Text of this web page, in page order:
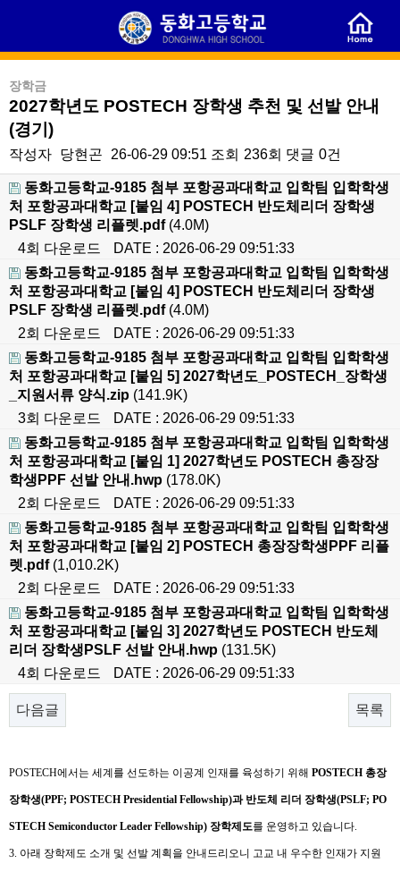
장학금
2027학년도 POSTECH 장학생 추천 및 선발 안내
(경기)
작성자 당현곤 26-06-29 09:51 조회 236회 댓글 0건
동화고등학교-9185 첨부 포항공과대학교 입학팀 입학학생
처 포항공과대학교 [붙임 4] POSTECH 반도체리더 장학생
PSLF 장학생 리플렛.pdf(4.0M)
4회 다운로드
DATE : 2026-06-29 09:51:33
동화고등학교-9185 첨부 포항공과대학교 입학팀 입학학생
처 포항공과대학교 [붙임 4] POSTECH 반도체리더 장학생
PSLF 장학생 리플렛.pdf(4.0M)
2회 다운로드
DATE : 2026-06-29 09:51:33
동화고등학교-9185 첨부 포항공과대학교 입학팀 입학학생
처 포항공과대학교 [붙임 5] 2027학년도_POSTECH_장학생
_지원서류 양식.zip (141.9K)
3회 다운로드
DATE : 2026-06-29 09:51:33
동화고등학교-9185 첨부 포항공과대학교 입학팀 입학학생
처 포항공과대학교 [붙임 1] 2027학년도 POSTECH 총장장
학생PPF 선발 안내.hwp (178.0K)
2회 다운로드
DATE : 2026-06-29 09:51:33
동화고등학교-9185 첨부 포항공과대학교 입학팀 입학학생
처 포항공과대학교 [붙임 2] POSTECH 총장장학생PPF 리플
렛.pdf(1,010.2K)
2회 다운로드
DATE : 2026-06-29 09:51:33
동화고등학교-9185 첨부 포항공과대학교 입학팀 입학학생
처 포항공과대학교 [붙임 3] 2027학년도 POSTECH 반도체
리더 장학생PSLF 선발 안내.hwp (131.5K)
4회 다운로드
DATE : 2026-06-29 09:51:33
다음글 목록
POSTECH에서는 세계를 선도하는 이공계 인재를 육성하기 위해 POSTECH 총장
장학생(PPF; POSTECH Presidential Fellowship)과 반도체 리더 장학생(PSLF; PO
STECH Semiconductor Leader Fellowship) 장학제도를 운영하고 있습니다
3. 아래 장학제도 소개 및 선발 계획을 안내드리오니 고교 내 우수한 인재가 지원